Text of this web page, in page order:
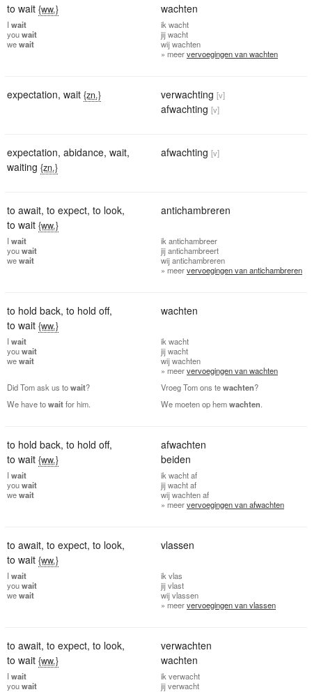
to wait {ww.} wachten
I wait
youwait
wewait
ik wacht
jijwacht
wijwachten
» meervervoegingen van wachten
expectation, wait {zn.} verwachting [v]
afwachting [v]
expectation, abidance, wait,
waiting {zn.}
afwachting [v]
to await, to expect, to look,
to wait {ww.}
antichambreren
I wait
youwait
wewait
ik antichambreer
jijantichambreert
wijantichambreren
» meervervoegingen van antichambreren
to hold back, to hold off,
to wait {ww.}
wachten
I wait
youwait
wewait
ik wacht
jijwacht
wijwachten
» meervervoegingen van wachten
Did Tom ask us towait? Vroeg Tom ons tewachten?
We have towaitfor him. We moeten op hemwachten
to hold back, to hold off,
to wait {ww.}
afwachten
beiden
I wait
youwait
wewait
ik wacht af
jijwacht af
wijwachten af
» meervervoegingen van afwachten
to await, to expect, to look,
to wait {ww.}
vlassen
I wait
youwait
wewait
ik vlas
jijvlast
wijvlassen
» meervervoegingen van vlassen
to await, to expect, to look,
to wait {ww.}
verwachten
wachten
I wait
youwait
ik verwacht
jijverwacht